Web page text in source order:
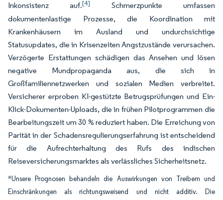
Inkonsistenz auf.[4]
Schmerzpunkte umfassen
dokumentenlastige Prozesse, die Koordination mit
Krankenhäusern im Ausland und undurchsichtige
Statusupdates, die in Krisenzeiten Angstzustände verursachen.
Verzögerte Erstattungen schädigen das Ansehen und lösen
negative Mundpropaganda aus, die sich in
Großfamiliennetzwerken und sozialen Medien verbreitet.
Versicherer erproben KI-gestützte Betrugsprüfungen und Ein-
Klick-Dokumenten-Uploads, die in frühen Pilotprogrammen die
Bearbeitungszeit um 30 % reduziert haben. Die Erreichung von
Parität in der Schadensregulierungserfahrung ist entscheidend
für die Aufrechterhaltung des Rufs des indischen
Reiseversicherungsmarktes als verlässliches Sicherheitsnetz.
*Unsere Prognosen behandeln die Auswirkungen von Treibern und
Einschränkungen als richtungsweisend und nicht additiv. Die